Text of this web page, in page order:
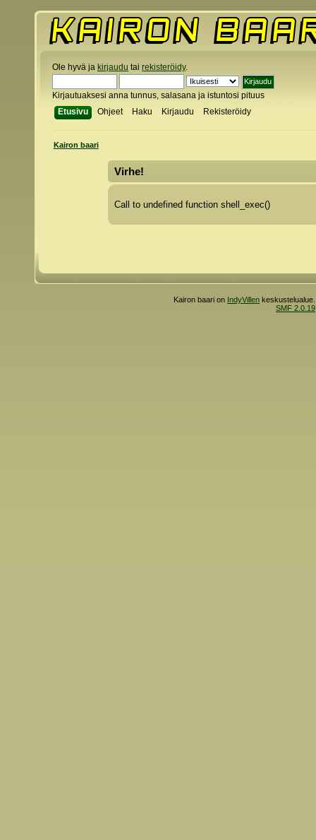
Ole hyvä ja kirjaudu tai rekisteröidy.
Kirjautuaksesi anna tunnus, salasana ja istuntosi pituus
Etusivu
Ohjeet Haku Kirjaudu Rekisteröidy
Kairon baari
Virhe!
Call to undefined function shell_exec()
Kairon baari on IndyVillen
SMF 2.0.19